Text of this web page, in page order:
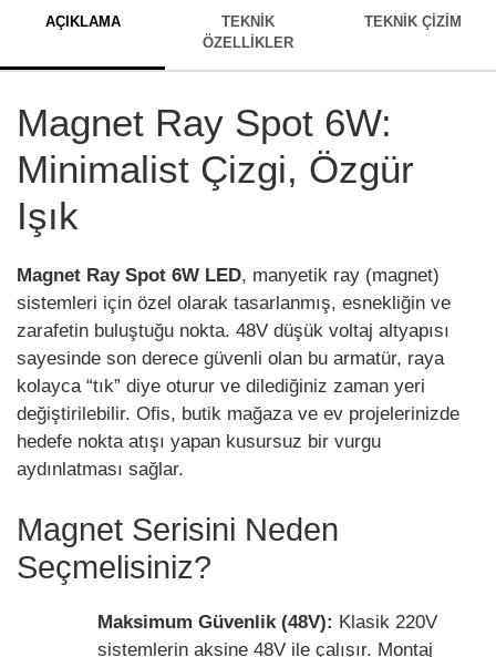
AÇIKLAMA
TEKNIK
ÖZELLIKLER
TEKNIK ÇIZIM
Magnet Ray Spot 6W:
Minimalist Çizgi, Özgür
Işık
Magnet Ray Spot 6W LED, manyetik ray (magnet)
sistemleri için özel olarak tasarlanmış, esnekliğin ve
zarafetin buluştuğu nokta. 48V düşük voltaj altyapısı
sayesinde son derece güvenli olan bu armatür, raya
kolayca “tık” diye oturur ve dilediğiniz zaman yeri
değiştirilebilir. Ofis, butik mağaza ve ev projelerinizde
hedefe nokta atışı yapan kusursuz bir vurgu
aydınlatması sağlar.
Magnet Serisini Neden
Seçmelisiniz?
Maksimum Güvenlik (48V): Klasik 220V
sistemlerin aksine 48V ile çalışır. Montaj